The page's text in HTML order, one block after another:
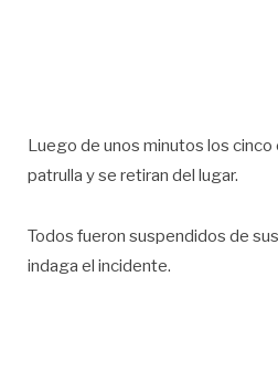
Luego de unos minutos los
patrulla y se retiran del lugar.
Todos fueron suspendidos de
indaga el incidente.